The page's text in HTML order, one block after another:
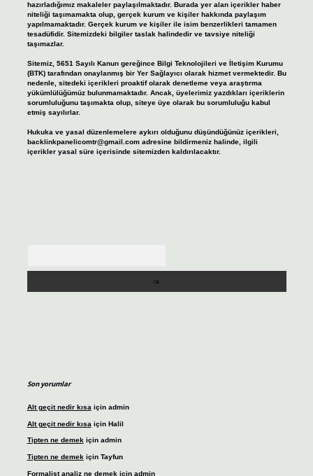
hazırladığımız makaleler paylaşılmaktadır. Burada yer alan içerikler haber
niteliği taşımamakta olup, gerçek kurum ve kişiler hakkında paylaşım
yapılmamaktadır. Gerçek kurum ve kişiler ile isim benzerlikleri tamamen
tesadüfidir. Sitemizdeki bilgiler taslak halindedir ve tavsiye niteliği
taşımazlar.
Sitemiz, 5651 Sayılı Kanun gereğince Bilgi Teknolojileri ve İletişim Kurumu
(BTK) tarafından onaylanmış bir Yer Sağlayıcı olarak hizmet vermektedir. Bu
nedenle, sitedeki içerikleri proaktif olarak denetleme veya araştırma
yükümlülüğümüz bulunmamaktadır. Ancak, üyelerimiz yazdıkları içeriklerin
sorumluluğunu taşımakta olup, siteye üye olarak bu sorumluluğu kabul
etmiş sayılırlar.
Hukuka ve yasal düzenlemelere aykırı olduğunu düşündüğünüz içerikleri,
backlinkpanelicomtr@gmail.comadresine bildirmeniz halinde, ilgili
içerikler yasal süre içerisinde sitemizden kaldırılacaktır.
Son yorumlar
Alt geçit nedir kısa için admin
Alt geçit nedir kısa için Halil
Tipten ne demekiçin admin
Tipten ne demek için Tayfun
Formalist analiz ne demek için admin